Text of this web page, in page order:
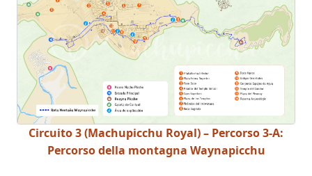
Circuito 3 (Machupicchu Royal) – Percorso 3-A:
Percorso della montagna Waynapicchu